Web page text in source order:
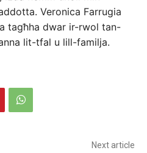
Veronica Farrugia
tagħha dwar ir-rwol tan-
lit-tfal u lill-familja.
Next article